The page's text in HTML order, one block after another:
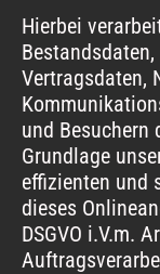
Hierbei
Vertragsdaten,
und Besuchern
Grundlage
effizienten und
dieses
DSGVO i.V.m.